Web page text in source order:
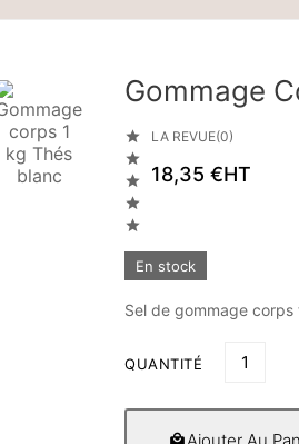
Gommage





LA REVUE(0)
18,35 €HT
En stock
Sel de gommage corps
QUANTITÉ